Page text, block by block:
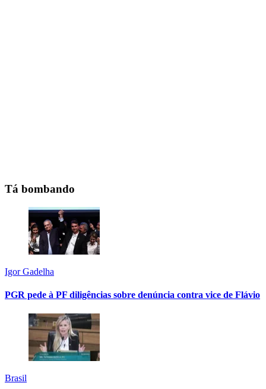
Tá bombando
Igor Gadelha
PGR pede à PF diligências sobre denúncia contra vice de Flávio
Brasil